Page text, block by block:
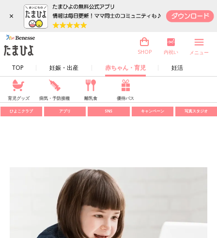
×
TOP 妊娠・出産 赤ちゃん・育児 妊活
SHOP 内祝い メニュー
育児グッズ 病気・予防接種 離乳食 優待パス
ひよこクラブ アプリ SNS キャンペーン 写真スタジオ